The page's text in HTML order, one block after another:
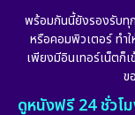
พร้อมกันนี้ยังรองรับทุ
หรือคอมพิวเตอร์ ทำ
เพียงมีอินเทอร์เน็ตก็
ข
ดูหนังฟรี 24 ชั่วโ